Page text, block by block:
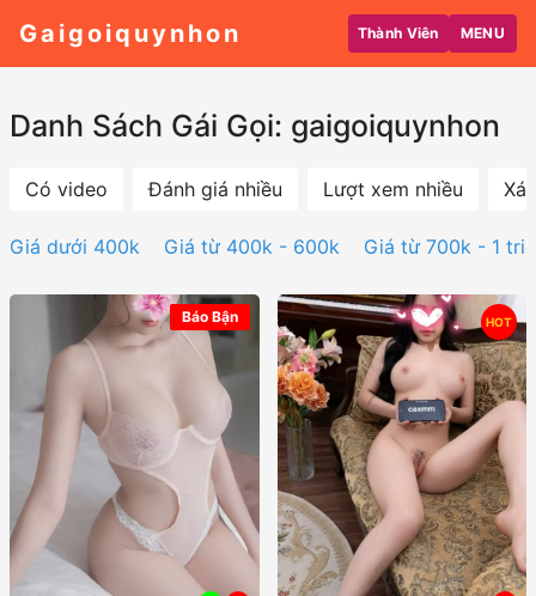
Gaigoiquynhon Thành Viên MENU
Danh Sách Gái Gọi: gaigoiquynhon
Có video Đánh giá nhiều Lượt xem nhiều
Giá dưới 400k Giá từ 400k - 600k Giá từ 700k - 1
Báo Bận HOT